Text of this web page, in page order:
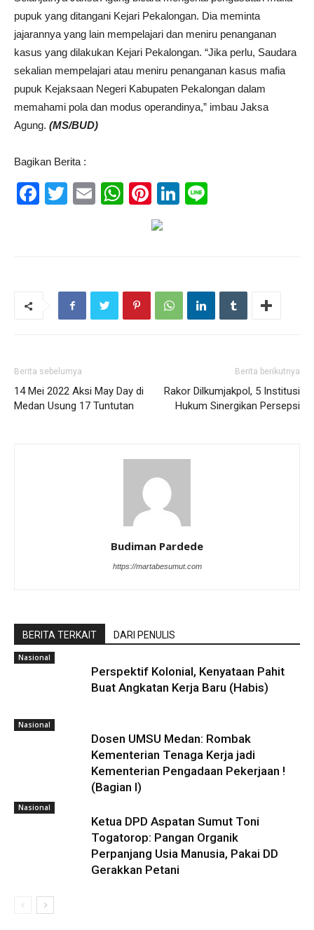
pupuk yang ditangani Kejari Pekalongan. Dia meminta
jajarannya yang lain mempelajari dan meniru penanganan
kasus yang dilakukan Kejari Pekalongan. “Jika perlu, Saudara
sekalian mempelajari atau meniru penanganan kasus mafia
pupuk Kejaksaan Negeri Kabupaten Pekalongan dalam
memahami pola dan modus operandinya,” imbau Jaksa
Agung. (MS/BUD)
Bagikan Berita :
Facebook
Twitter
EmailWhatsApp
Pinterest
LinkedIn
Berita sebelumya
14 Mei 2022 Aksi May Day di
Medan Usung 17 Tuntutan
Berita berikutnya
Rakor Dilkumjakpol, 5 Institusi
Hukum Sinergikan Persepsi
Budiman Pardede
https://martabesumut.com
BERITA TERKAIT DARI PENULIS
Nasional
Perspektif Kolonial, Kenyataan Pahit
Buat Angkatan Kerja Baru (Habis)
Nasional
Dosen UMSU Medan: Rombak
Kementerian Tenaga Kerja jadi
Kementerian Pengadaan Pekerjaan !
(Bagian I)
Nasional
Ketua DPD Aspatan Sumut Toni
Togatorop: Pangan Organik
Perpanjang Usia Manusia, Pakai DD
Gerakkan Petani